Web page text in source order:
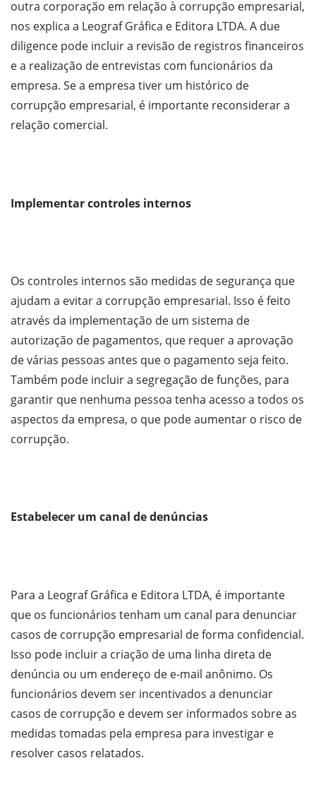
outra corporação em relação à corrupção empresarial,
nos explica a Leograf Gráfica e Editora LTDA. A due
diligence pode incluir a revisão de registros financeiros
e a realização de entrevistas com funcionários da
empresa. Se a empresa tiver um histórico de
corrupção empresarial, é importante reconsiderar a
relação comercial.
Implementar controles internos
Os controles internos são medidas de segurança que
ajudam a evitar a corrupção empresarial. Isso é feito
através da implementação de um sistema de
autorização de pagamentos, que requer a aprovação
de várias pessoas antes que o pagamento seja feito.
Também pode incluir a segregação de funções, para
garantir que nenhuma pessoa tenha acesso a todos os
aspectos da empresa, o que pode aumentar o risco de
corrupção.
Estabelecer um canal de denúncias
Para a Leograf Gráfica e Editora LTDA, é importante
que os funcionários tenham um canal para denunciar
casos de corrupção empresarial de forma confidencial.
Isso pode incluir a criação de uma linha direta de
denúncia ou um endereço de e-mail anônimo. Os
funcionários devem ser incentivados a denunciar
casos de corrupção e devem ser informados sobre as
medidas tomadas pela empresa para investigar e
resolver casos relatados.